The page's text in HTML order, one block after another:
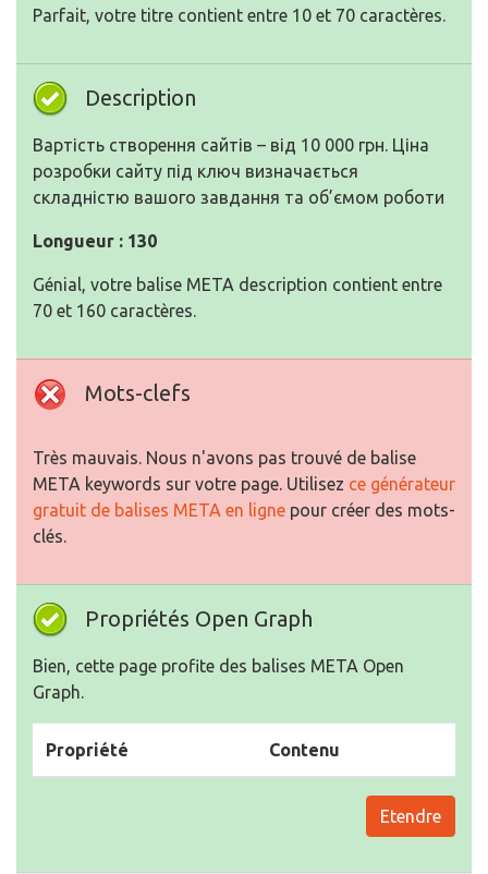
Parfait, votre titre contient entre 10 et 70 caractères.
Description
Вартість створення сайтів – від 10 000 грн. Ціна
розробки сайту під ключ визначається
складністю вашого завдання та об’ємом роботи
Longueur : 130
Génial, votre balise META description contient entre
70 et 160 caractères.
Mots-clefs
Très mauvais. Nous n'avons pas trouvé de balise
META keywords sur votre page. Utilisez ce générateur
gratuit de balises META en ligne pour créer des mots-
clés.
Propriétés Open Graph
Bien, cette page profite des balises META Open
Graph.
Propriété Contenu
Etendre